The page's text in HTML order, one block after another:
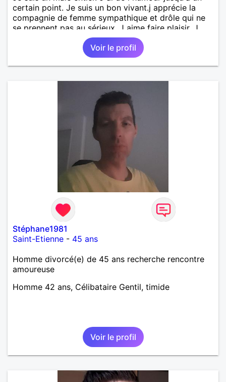
certain point. Je suis un bon vivant.j apprécie la
compagnie de femme sympathique et drôle qui ne
se prennent pas au sérieux. J aime faire plaisir. J
apprécie de partager des moments simples avec
des personnes cool. J apprécie les féminine,
sensuelle, douce et drôle ..
Voir le profil
Stéphane1981
Saint-Etienne - 45 ans
Homme divorcé(e) de 45 ans recherche rencontre
amoureuse
Homme 42 ans, Célibataire Gentil, timide
Voir le profil